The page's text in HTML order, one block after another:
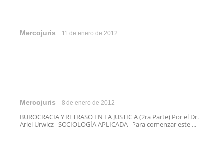
Mercojuris 11 de enero de 2012
Mercojuris 8 de enero de 2012
BUROCRACIA Y RETRASO EN LA JUSTICIA (2ra Parte) Por el Dr.
Ariel Urwicz SOCIOLOGÍA APLICADA Para comenzar este ...